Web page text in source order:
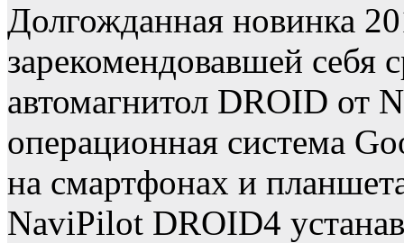
Долгожданная новинка
зарекомендовавшей себя
автомагнитол DROID от
операционная система
на смартфонах и
NaviPilot DROID4